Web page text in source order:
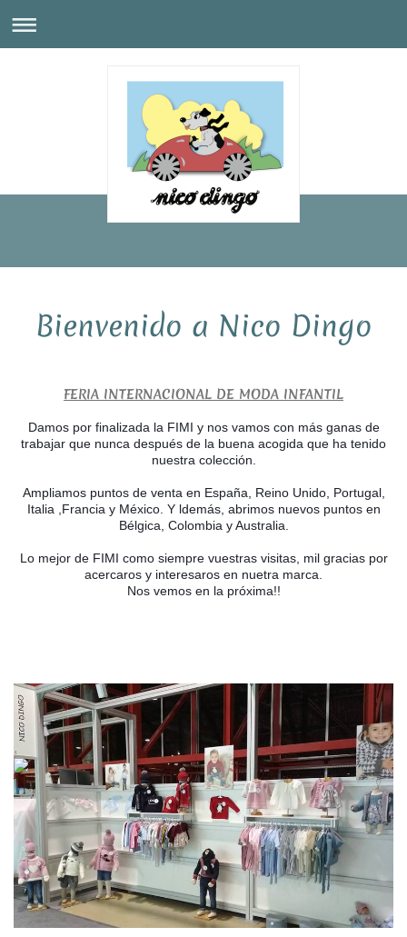
Bienvenido a Nico Dingo
FERIA INTERNACIONAL DE MODA INFANTIL
Damos por finalizada la FIMI y nos vamos con más ganas de
trabajar que nunca después de la buena acogida que ha tenido
nuestra colección.
Ampliamos puntos de venta en España, Reino Unido, Portugal,
Italia ,Francia y México. Y ldemás, abrimos nuevos puntos en
Bélgica, Colombia y Australia.
Lo mejor de FIMI como siempre vuestras visitas, mil gracias por
acercaros y interesaros en nuetra marca.
Nos vemos en la próxima!!